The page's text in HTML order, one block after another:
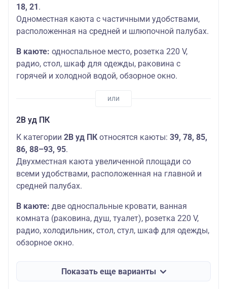
18, 21.
Одноместная каюта с частичными удобствами,
расположенная на средней и шлюпочной палубах.
В каюте: односпальное место, розетка 220 V,
радио, стол, шкаф для одежды, раковина с
горячей и холодной водой, обзорное окно.
2В уд ПК
К категории 2В уд ПК​ относятся каюты: 39, 78, 85,
86, 88–93, 95.
Двухместная каюта увеличенной площади со
всеми удобствами, расположенная на главной и
средней палубах.
В каюте: две односпальные кровати, ванная
комната (раковина, душ, туалет), розетка 220 V,
радио, холодильник, стол, стул, шкаф для одежды,
обзорное окно.
Показать еще варианты